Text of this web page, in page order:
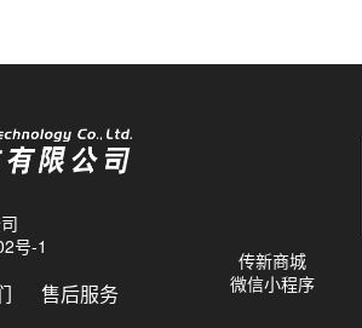
号-1
售后服务
传新商城
微信小程序